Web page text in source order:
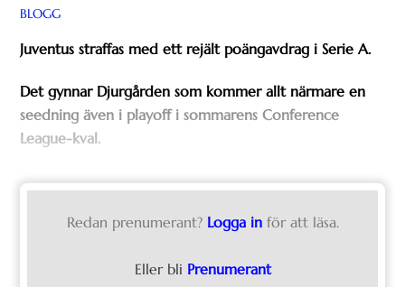
BLOGG
Juventus straffas med ett rejält poängavdrag i Serie A.
Det gynnar Djurgården som kommer allt närmare en
seedning även i playoff i sommarens Conference
League-kval.
Redan prenumerant? Logga in för att läsa.
Eller bli Prenumerant